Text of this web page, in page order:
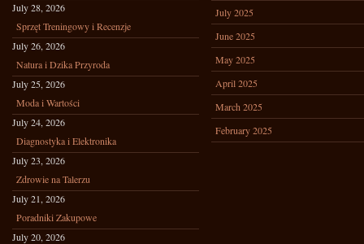
July 28, 2026
Sprzęt Treningowy i Recenzje
July 26, 2026
Natura i Dzika Przyroda
July 25, 2026
Moda i Wartości
July 24, 2026
Diagnostyka i Elektronika
July 23, 2026
Zdrowie na Talerzu
July 21, 2026
Poradniki Zakupowe
July 20, 2026
July 2025
June 2025
May 2025
April 2025
March 2025
February 2025